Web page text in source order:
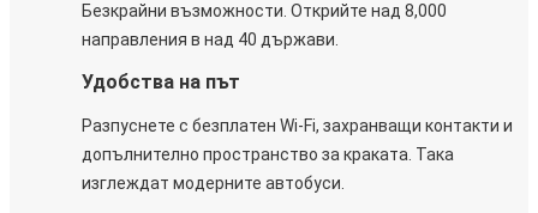
Безкрайни възможности. Открийте над 8,000
направления в над 40 държави.
Удобства на път
Разпуснете с безплатен Wi-Fi, захранващи контакти и
допълнително пространство за краката. Така
изглеждат модерните автобуси.